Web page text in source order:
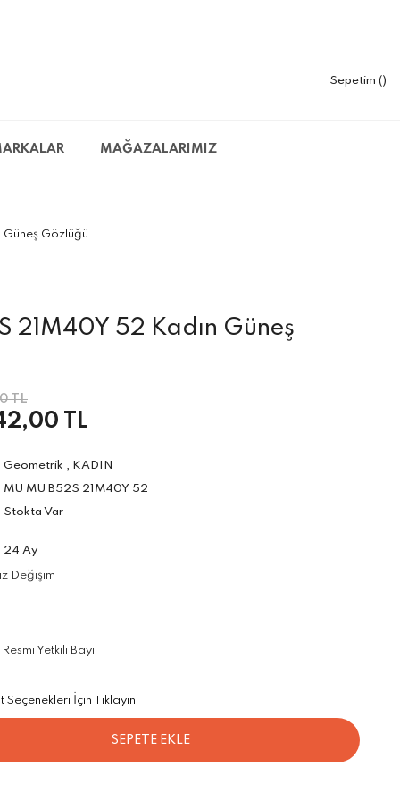
Sepetim
MAĞAZALARIMIZ
Güneş Gözlüğü
21M40Y 52 Kadın Güneş
TL
TL
Geometrik , KADIN
MU MU B52S 21M40Y 52
Stokta Var
24 Ay
Değişim
Yetkili Bayi
İçin Tıklayın
SEPETE EKLE